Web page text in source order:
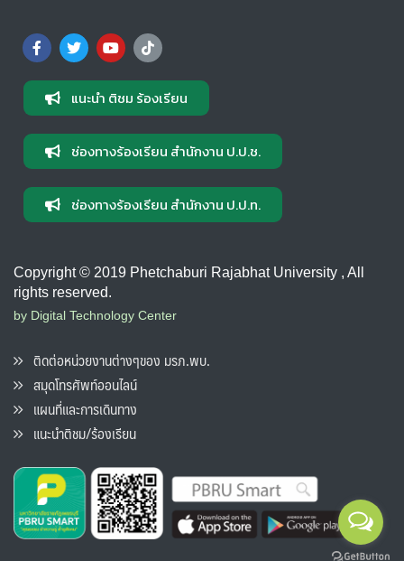
แนะนำ ติชม ร้องเรียน
ช่องทางร้องเรียน สำนักงาน ป.ป.ช.
ช่องทางร้องเรียน สำนักงาน ป.ป.ท.
Copyright © 2019 Phetchaburi Rajabhat University , All
rights reserved.
by Digital Technology Center
ติดต่อหน่วยงานต่างๆของ มรภ.พบ.
สมุดโทรศัพท์ออนไลน์
แผนที่และการเดินทาง
แนะนำติชม/ร้องเรียน